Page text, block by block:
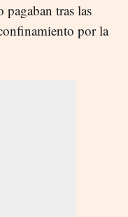
pagaban tras las
por la